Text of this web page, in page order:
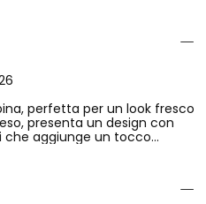
perfetta per un look fresco
presenta un design con
che aggiunge un tocco
assicura morbidezza e
Con collo rotondo e
vanno da 12 mesi a 10 anni.
con jeans o gonne per